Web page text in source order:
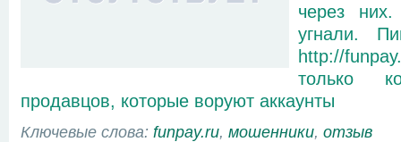
через
угнали.
http://
только
продавцов, которые воруют аккаунты
Ключевые слова: funpay.ru, мошенники, отзыв